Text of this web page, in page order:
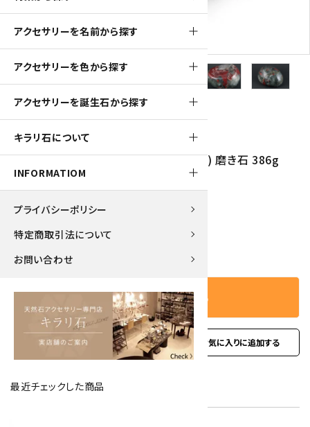
アクセサリーを名前から探す
アクセサリーを色から探す
アクセサリーを誕生石から探す
キラリ石について
INFORMATIOM
プライバシーポリシー
特定商取引法について
お問い合わせ
最近チェックした商品
アフリカンブラッドストーン (セフトナイト) 磨き石 386g
5,400円(税込)
数量 －
カートに入れる
お問い合わせ favorite
型番: afbs-05